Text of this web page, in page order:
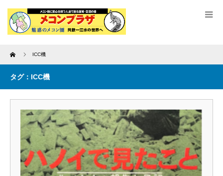
Home ICC機
タグ：ICC機